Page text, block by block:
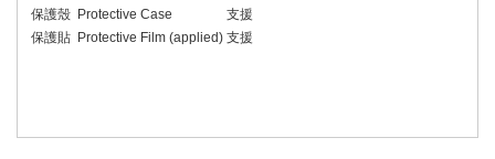
保護殼 Protective Case
支援
保護貼 Protective Film (applied) 支援